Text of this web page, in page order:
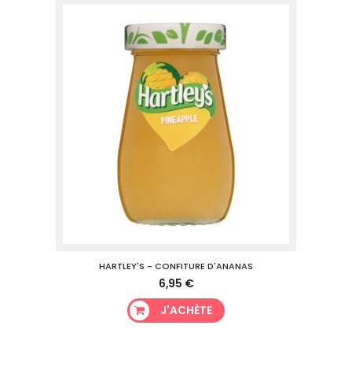
HARTLEY'S - CONFITURE D'ANANAS
6,95 €
J'ACHÈTE